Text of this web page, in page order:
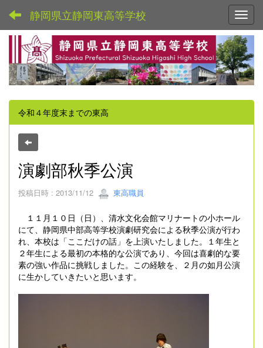
静岡県立静岡東高等学校
令和４年度末までの東高
演劇部秋季公演
投稿日時 : 2013/11/12 東高職員
１１月１０日（日）、清水文化会館マリナートの小ホール
にて、静岡県中部高等学校演劇研究会による秋季公演が行わ
れ、本校は「ここだけの話」を上演いたしました。１年生と
２年生による最初の本格的な公演であり、今回は喜劇的な要
素の強い作品に挑戦しました。この経験を、２月の如月公演
に生かしていきたいと思います。